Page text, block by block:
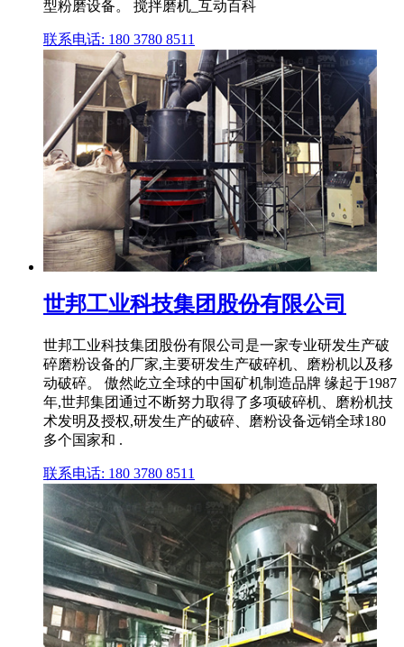
型粉磨设备。 搅拌磨机_互动百科
联系电话: 180 3780 8511
世邦工业科技集团股份有限公司
世邦工业科技集团股份有限公司是一家专业研发生产破
碎磨粉设备的厂家,主要研发生产破碎机、磨粉机以及移
动破碎。 傲然屹立全球的中国矿机制造品牌 缘起于1987
年,世邦集团通过不断努力取得了多项破碎机、磨粉机技
术发明及授权,研发生产的破碎、磨粉设备远销全球180
多个国家和 .
联系电话: 180 3780 8511